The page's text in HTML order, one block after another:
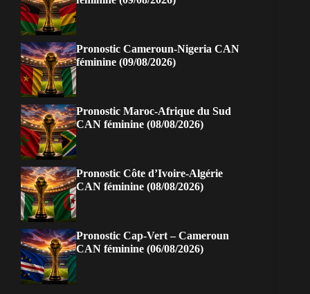
Pronostic Cameroun-Nigeria CAN
féminine (09/08/2026)
Pronostic Maroc-Afrique du Sud
CAN féminine (08/08/2026)
Pronostic Côte d’Ivoire-Algérie
CAN féminine (08/08/2026)
Pronostic Cap-Vert – Cameroun
CAN féminine (06/08/2026)